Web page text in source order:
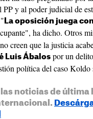
PP y al poder judicial de
La oposición juega
ha dicho. Otros
creen que la justicia
Luis Ábalos por un
política del caso Koldo
noticias de última